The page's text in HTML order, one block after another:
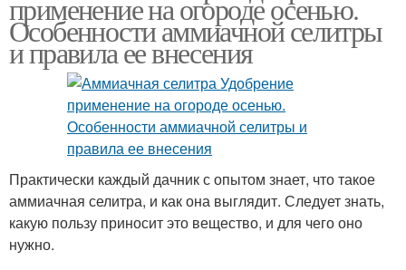
применение на огороде осенью.
Особенности аммиачной селитры
и правила ее внесения
Практически каждый дачник с опытом знает, что такое
аммиачная селитра, и как она выглядит. Следует знать,
какую пользу приносит это вещество, и для чего оно
нужно.